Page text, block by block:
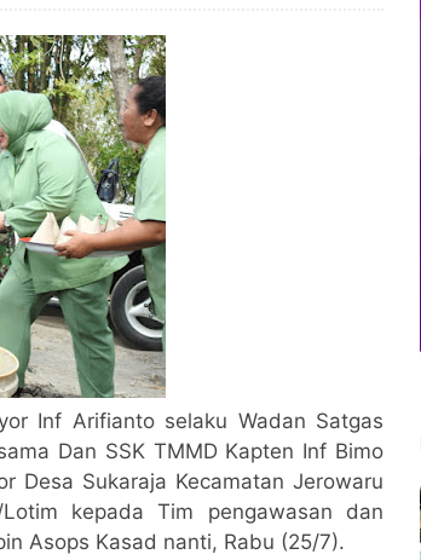
Inf Arifianto selaku Wadan Satgas
Dan SSK TMMD Kapten Inf Bimo
Desa Sukaraja Kecamatan Jerowaru
kepada Tim pengawasan dan
Asops Kasad nanti, Rabu (25/7).